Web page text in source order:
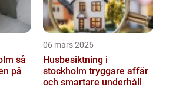
så
på
06 mars 2026
Husbesiktning i
stockholm tryggare affär
och smartare underhåll